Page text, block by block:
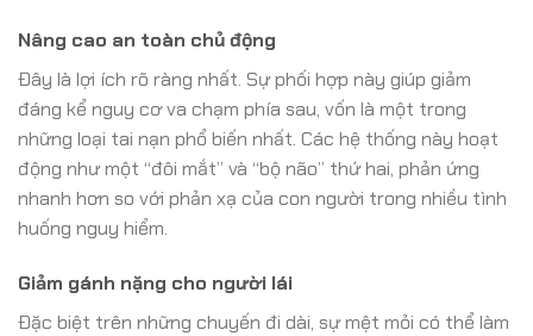
Nâng cao an toàn chủ động
Đây là lợi ích rõ ràng nhất. Sự phối hợp này giúp giảm
đáng kể nguy cơ va chạm phía sau, vốn là một trong
những loại tai nạn phổ biến nhất. Các hệ thống này hoạt
động như một “đôi mắt” và “bộ não” thứ hai, phản ứng
nhanh hơn so với phản xạ của con người trong nhiều tình
huống nguy hiểm.
Giảm gánh nặng cho người lái
Đặc biệt trên những chuyến đi dài, sự mệt mỏi có thể làm